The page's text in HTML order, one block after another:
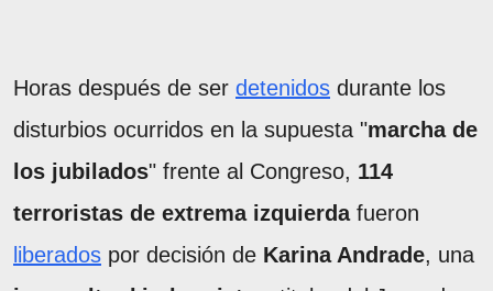
Horas después de ser detenidos durante los
disturbios ocurridos en la supuesta "marcha de
los jubilados" frente al Congreso, 114
terroristas de extrema izquierdafueron
liberados por decisión de Karina Andrade, una